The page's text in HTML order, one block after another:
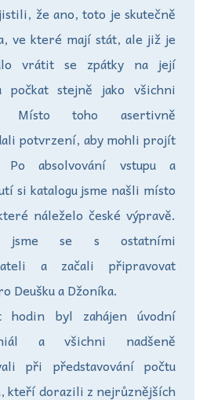
že ano, toto je skutečně
ve které mají stát, ale již je
vrátit se zpátky na její
počkat stejně jako všichni
Místo toho asertivně
potvrzení, aby mohli projít
Po absolvování vstupu a
si katalogu jsme našli místo
náleželo české výpravě.
jsme se s ostatními
a začali připravovat
Deušku a Džoníka.
hodin byl zahájen úvodní
a všichni nadšeně
při představování počtu
kteří dorazili z nejrůznějších